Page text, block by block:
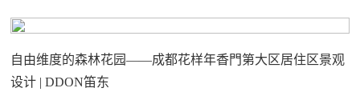
自由维度的森林花园——成都花样年香門第大区居住区景观
设计 | DDON笛东